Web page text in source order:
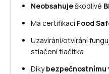
Neobsahuješkodlivé
Má certifikaci Food
Uzavírání/otvírání
stlačení tlačítka.
Díkybezpečnostnímu